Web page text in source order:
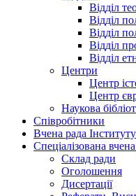
Відділ
Відділ
Відділ
Відділ
Відділ
Центри
Центр
Центр
Наукова
Співробітники
Вчена рада Інституту
Спеціалізована
Склад ради
Оголошення
Дисертації